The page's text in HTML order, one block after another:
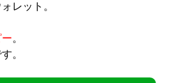
レット。
。
。